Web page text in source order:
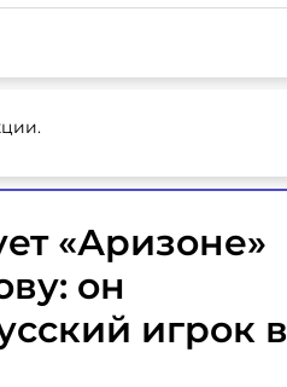
«Аризоне»
он
игрок в